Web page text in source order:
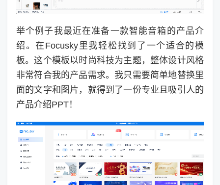
举个例子我最近在准备一款智能音箱的产品介
绍。在Focusky里我轻松找到了一个适合的模
板。这个模板以时尚科技为主题，整体设计风格
非常符合我的产品需求。我只需要简单地替换里
面的文字和图片，就得到了一份专业且吸引人的
产品介绍PPT！